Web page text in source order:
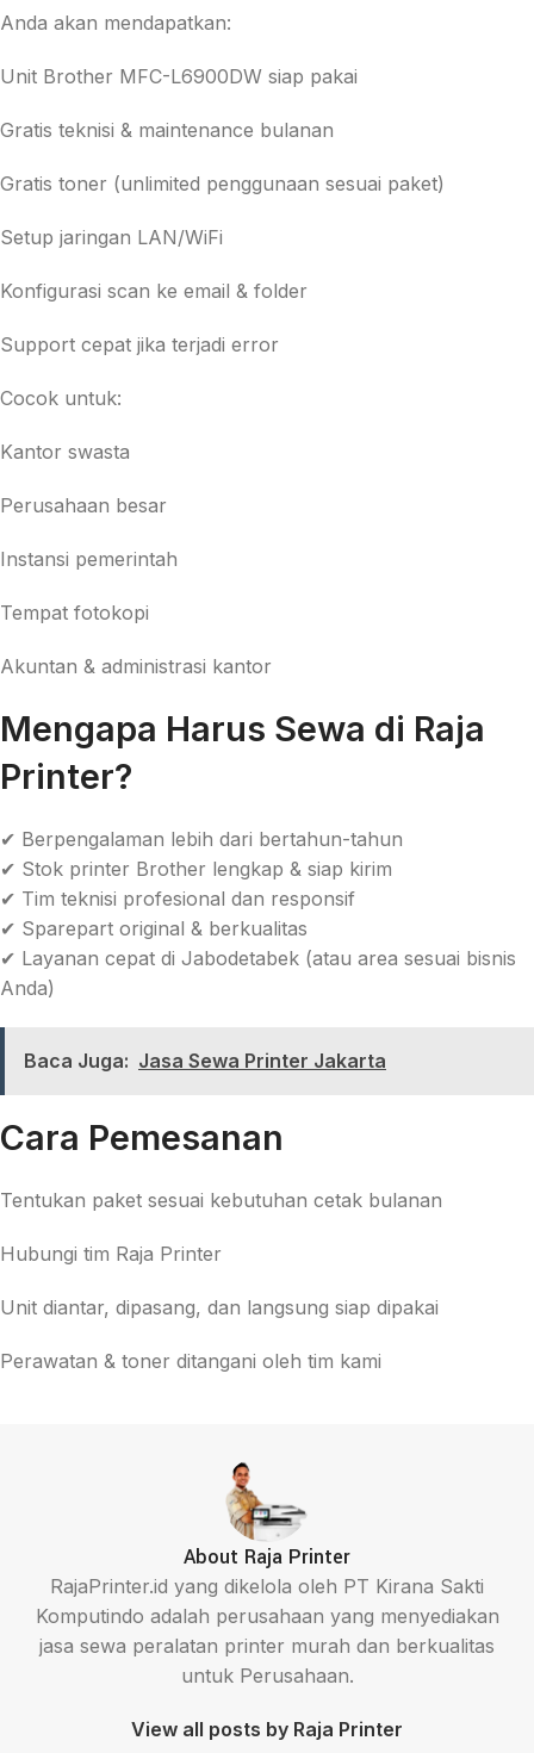
Anda akan mendapatkan:
Unit Brother MFC-L6900DW siap pakai
Gratis teknisi & maintenance bulanan
Gratis toner (unlimited penggunaan sesuai paket)
Setup jaringan LAN/WiFi
Konfigurasi scan ke email & folder
Support cepat jika terjadi error
Cocok untuk:
Kantor swasta
Perusahaan besar
Instansi pemerintah
Tempat fotokopi
Akuntan & administrasi kantor
Mengapa Harus Sewa di Raja
Printer?
✔ Berpengalaman lebih dari bertahun-tahun
✔ Stok printer Brother lengkap & siap kirim
✔ Tim teknisi profesional dan responsif
✔ Sparepart original & berkualitas
✔ Layanan cepat di Jabodetabek (atau area sesuai bisnis
Anda)
Baca Juga: Jasa Sewa Printer Jakarta
Cara Pemesanan
Tentukan paket sesuai kebutuhan cetak bulanan
Hubungi tim Raja Printer
Unit diantar, dipasang, dan langsung siap dipakai
Perawatan & toner ditangani oleh tim kami
About Raja Printer
RajaPrinter.id yang dikelola oleh PT Kirana Sakti
Komputindo adalah perusahaan yang menyediakan
jasa sewa peralatan printer murah dan berkualitas
untuk Perusahaan.
View all posts by Raja Printer